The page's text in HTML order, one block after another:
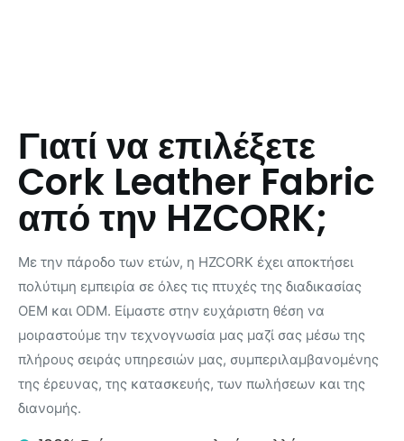
Γιατί να επιλέξετε
Cork Leather Fabric
από την HZCORK;
Με την πάροδο των ετών, η HZCORK έχει αποκτήσει
πολύτιμη εμπειρία σε όλες τις πτυχές της διαδικασίας
OEM και ODM. Είμαστε στην ευχάριστη θέση να
μοιραστούμε την τεχνογνωσία μας μαζί σας μέσω της
πλήρους σειράς υπηρεσιών μας, συμπεριλαμβανομένης
της έρευνας, της κατασκευής, των πωλήσεων και της
διανομής.